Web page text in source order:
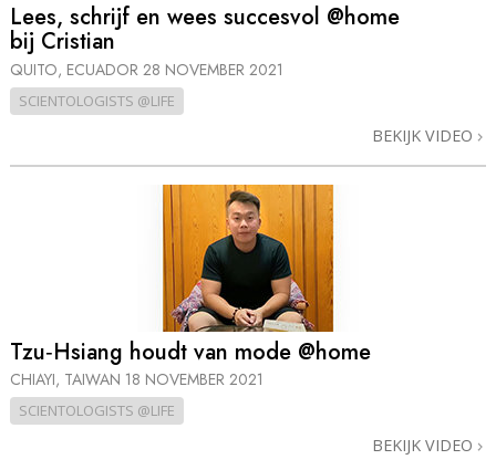
Lees, schrijf en wees succesvol @home
bij Cristian
QUITO, ECUADOR 28 NOVEMBER 2021
SCIENTOLOGISTS @LIFE
BEKIJK VIDEO
Tzu‑Hsiang houdt van mode @home
CHIAYI, TAIWAN 18 NOVEMBER 2021
SCIENTOLOGISTS @LIFE
BEKIJK VIDEO